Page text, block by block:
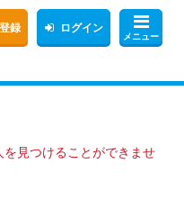
メニュー
録 ログイン
見つけることができませ